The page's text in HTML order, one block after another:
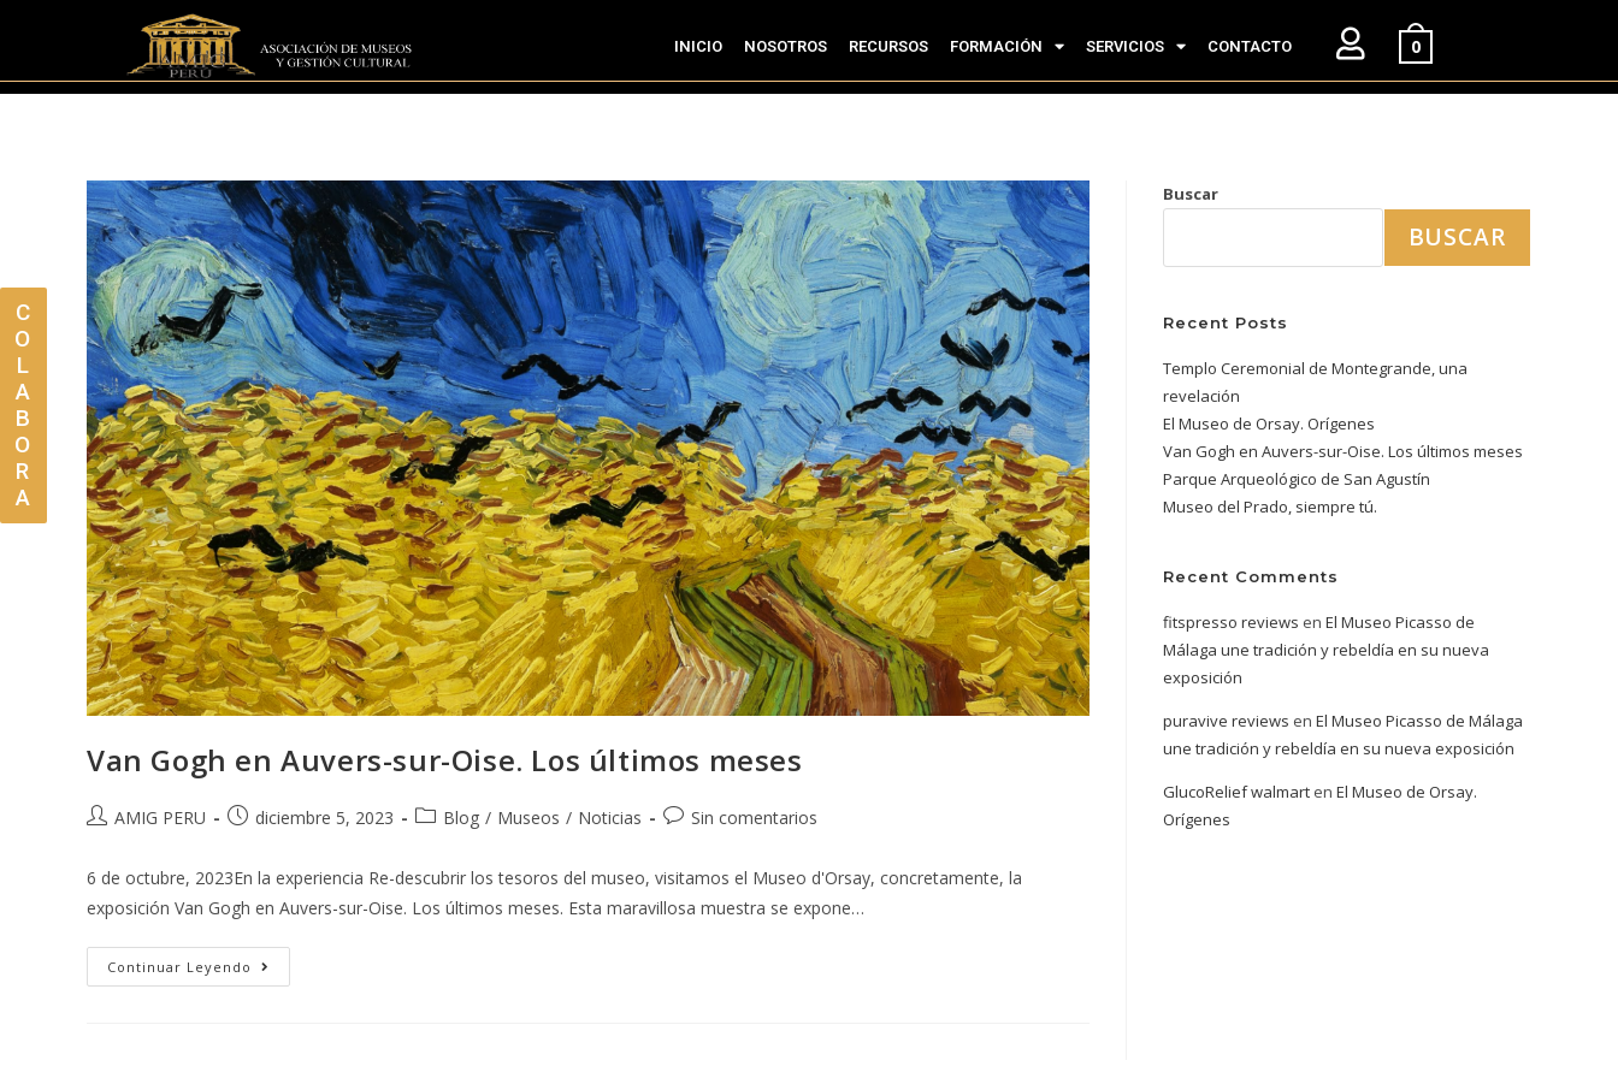
INICIO NOSOTROS RECURSOS FORMACIÓN SERVICIOS CONTACTO 0
Van Gogh en Auvers-sur-Oise. Los últimos meses
AMIG PERU diciembre 5, 2023 Blog / Museos / Noticias Sin comentarios
6 de octubre, 2023En la experiencia Re-descubrir los tesoros del museo, visitamos el Museo d'Orsay, concretamente, la
exposición Van Gogh en Auvers-sur-Oise. Los últimos meses. Esta maravillosa muestra se expone…
Continuar Leyendo
Buscar
BUSCAR
Recent Posts
Templo Ceremonial de Montegrande, una
revelación
El Museo de Orsay. Orígenes
Van Gogh en Auvers-sur-Oise. Los últimos meses
Parque Arqueológico de San Agustín
Museo del Prado, siempre tú.
Recent Comments
fitspresso reviews en El Museo Picasso de
Málaga une tradición y rebeldía en su nueva
exposición
puravive reviews en El Museo Picasso de Málaga
une tradición y rebeldía en su nueva exposición
GlucoRelief walmart en El Museo de Orsay.
Orígenes
C
O
L
A
B
O
R
A